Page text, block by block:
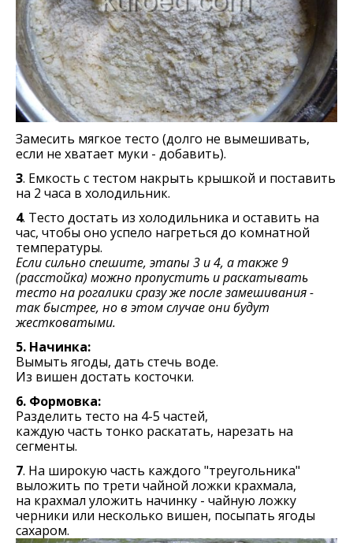
Замесить мягкое тесто (долго не вымешивать,
если не хватает муки - добавить).
3. Емкость с тестом накрыть крышкой и поставить
на 2 часа в холодильник.
4. Тесто достать из холодильника и оставить на
час, чтобы оно успело нагреться до комнатной
температуры.
Если сильно спешите, этапы 3 и 4, а также 9
(расстойка) можно пропустить и раскатывать
тесто на рогалики сразу же после замешивания -
так быстрее, но в этом случае они будут
жестковатыми.
5. Начинка:
Вымыть ягоды, дать стечь воде.
Из вишен достать косточки.
6. Формовка:
Разделить тесто на 4-5 частей,
каждую часть тонко раскатать, нарезать на
сегменты.
7. На широкую часть каждого "треугольника"
выложить по трети чайной ложки крахмала,
на крахмал уложить начинку - чайную ложку
черники или несколько вишен, посыпать ягоды
сахаром.